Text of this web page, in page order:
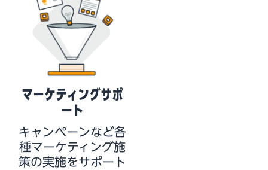
マーケティングサポ
ート
キャンペーンなど各
種マーケティング施
策の実施をサポート